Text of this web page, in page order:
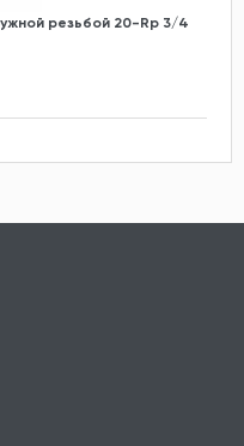
резьбой 20-Rp 3/4